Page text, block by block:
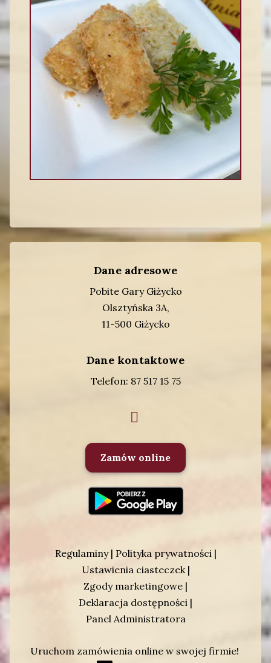
Dane adresowe
Pobite Gary Giżycko
Olsztyńska 3A,
11-500 Giżycko
Dane kontaktowe
Telefon: 87 517 15 75
Zamów online
Regulaminy | Polityka prywatności |
Ustawienia ciasteczek |
Zgody marketingowe |
Deklaracja dostępności |
Panel Administratora
Uruchom zamówienia online w swojej firmie!